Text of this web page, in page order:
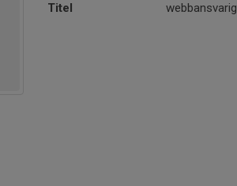
Titel webbansvarig